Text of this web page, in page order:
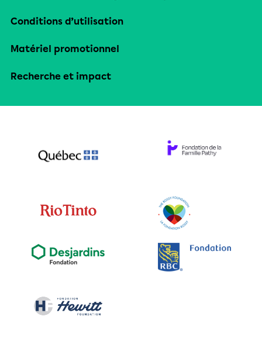
Conditions d’utilisation
Matériel promotionnel
Recherche et impact